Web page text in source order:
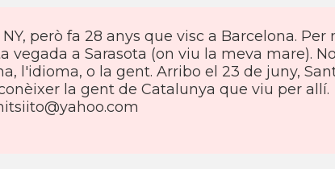
NY, però fa 28 anys que visc a Barcelona.
vegada a Sarasota (on viu la meva mare).
l'idioma, o la gent. Arribo el 23 de juny,
la gent de Catalunya que viu per allí­.